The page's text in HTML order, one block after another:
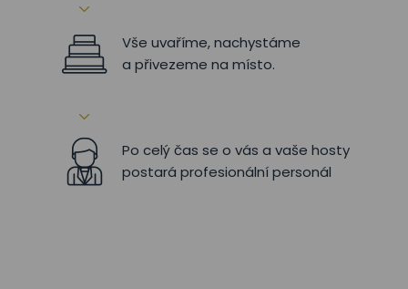
Vše uvaříme, nachystáme
a přivezeme na místo.
Po celý čas se o vás a vaše hosty
postará profesionální personál